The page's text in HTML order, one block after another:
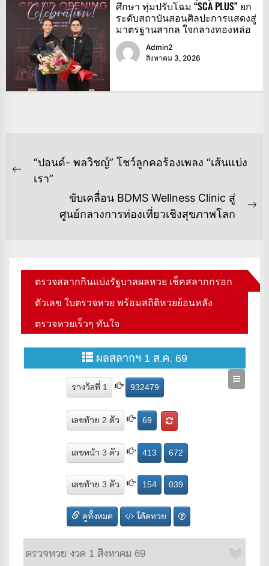
ศึกษา ทุ่มปรับโฉม “SCA PLUS” ยก
ระดับสถาบันสอนศิลปะการแสดงสู่
มาตรฐานสากล ใจกลางทองหล่อ
Admin2
สิงหาคม 3, 2026
แนะแนว
เรื่อง
Previous
“ปอนด์- พลวิชญ์” โชว์ลูกคอร้องเพลง “เส้นแบ่ง
เรา”
ขับเคลื่อน BDMS Wellness Clinic สู่
ศูนย์กลางการท่องเที่ยวเชิงสุขภาพโลก
ตรวจสลากกินแบ่งรัฐบาลผลหวย เช็คสลากกรอก
ตัวเลข ใบตรวจหวย พร้อมสถิติหวยย้อนหลัง
ตรวจหวยเร็วๆ ทันใจ